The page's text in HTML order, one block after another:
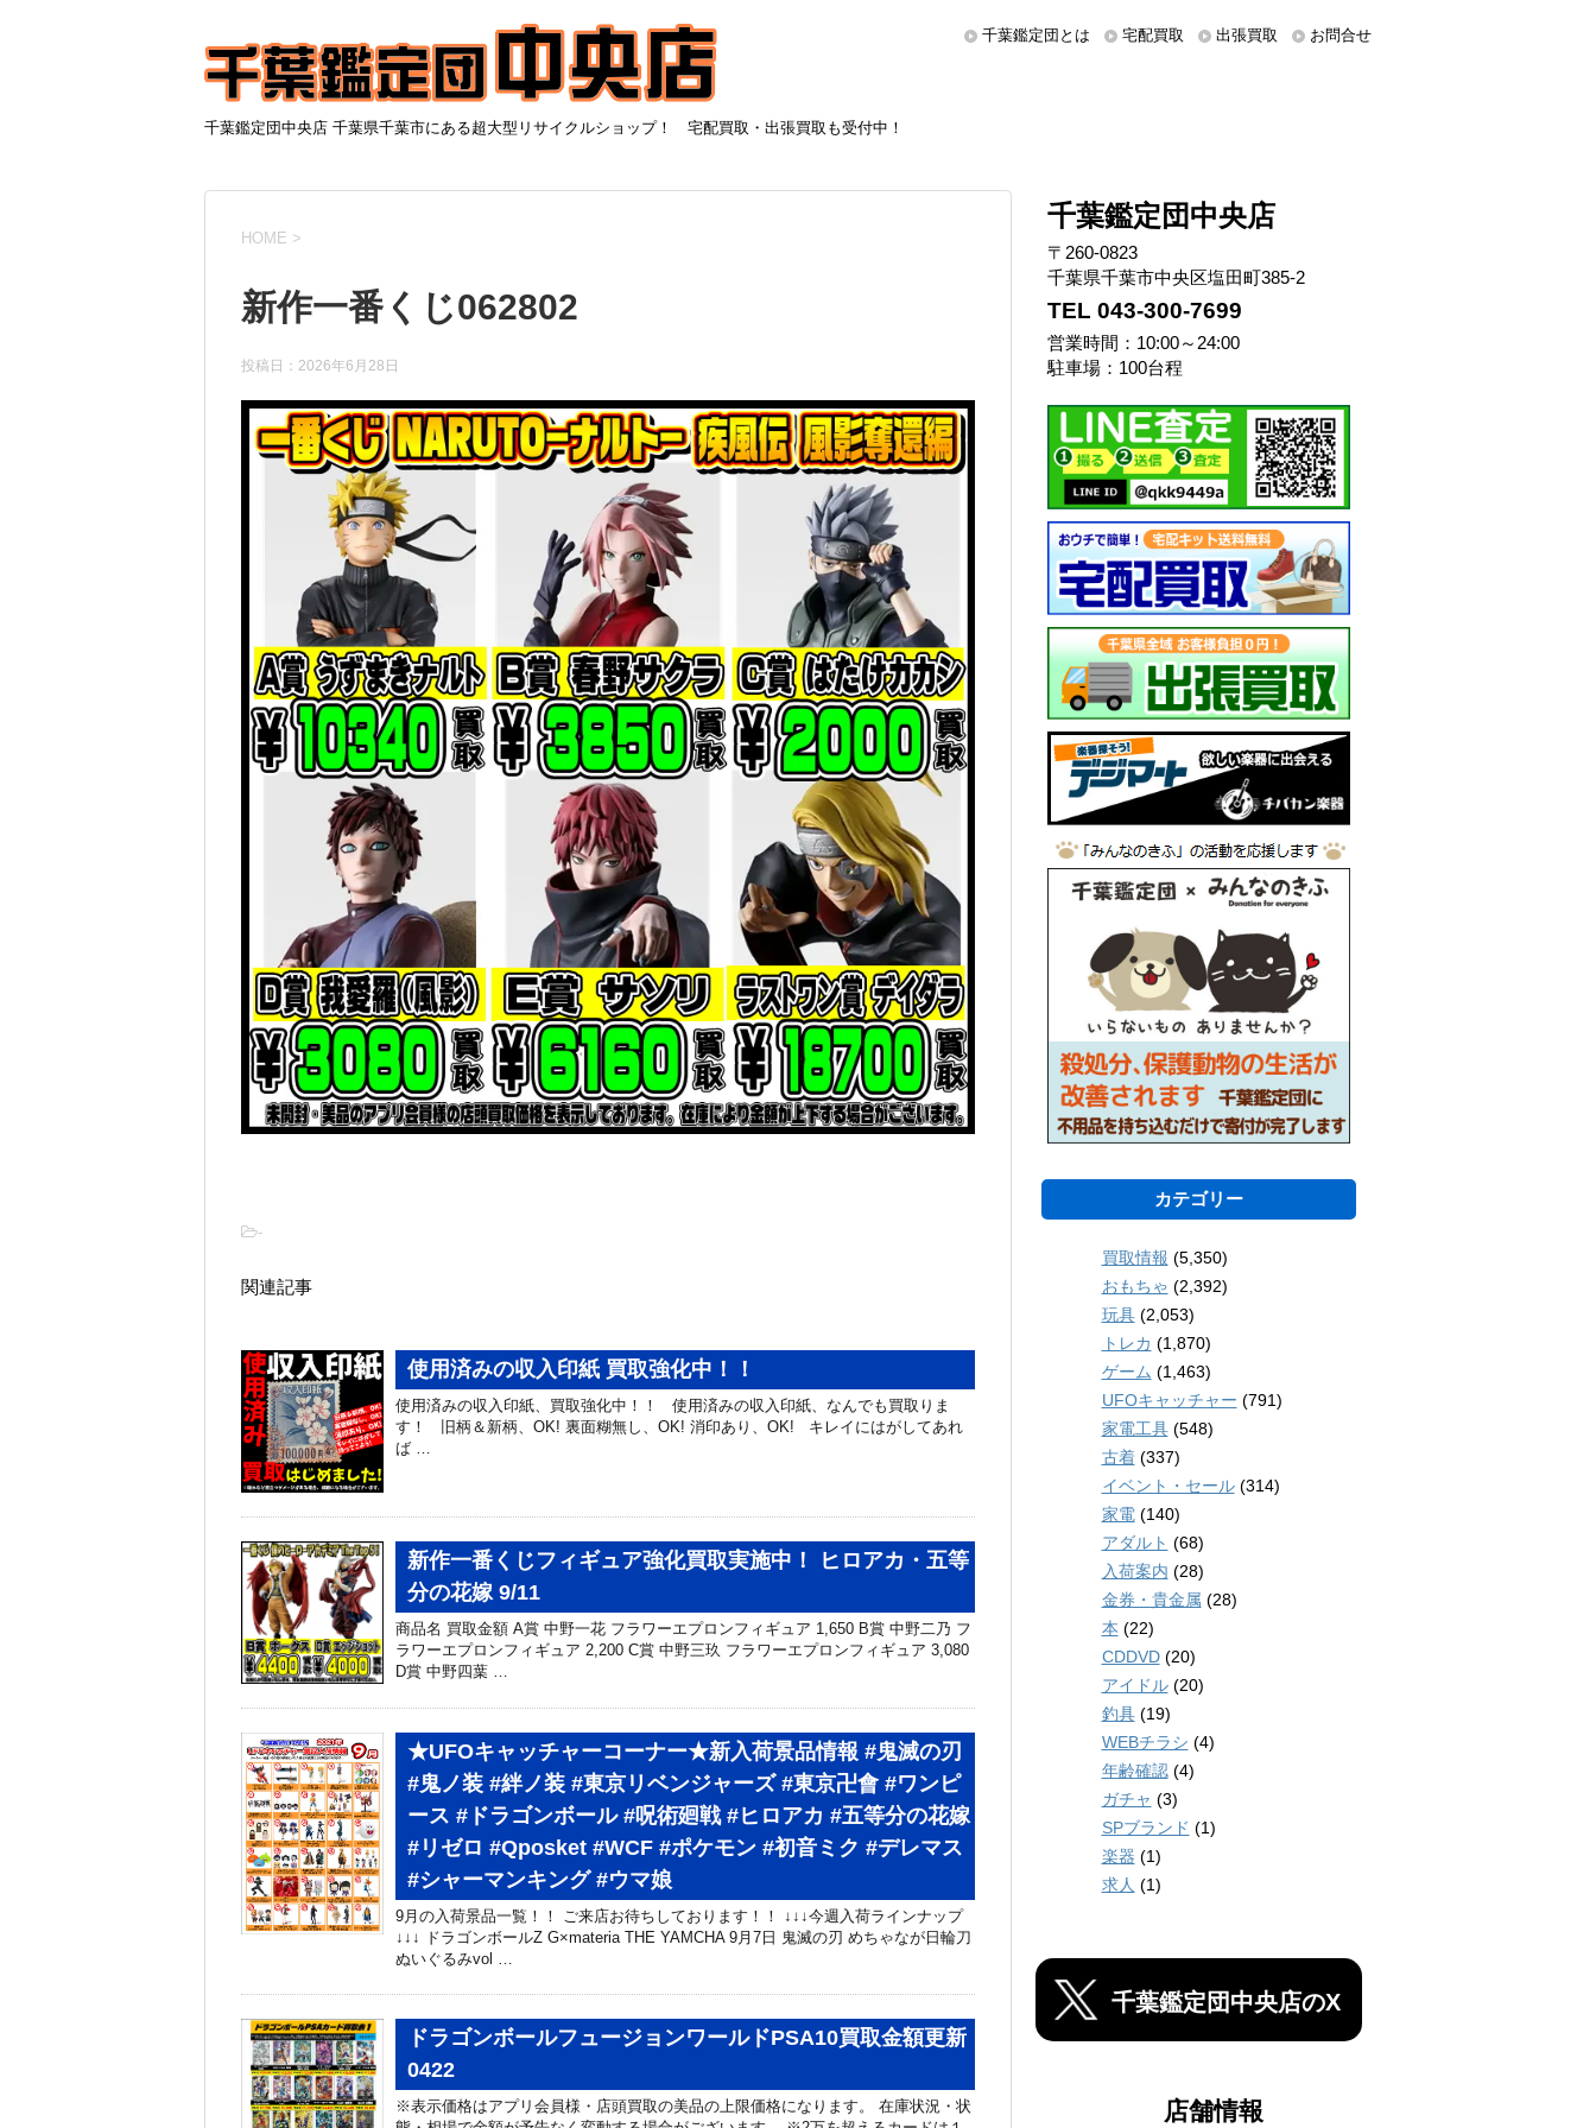
千葉鑑定団中央店 千葉県千葉市にある超大型リサイクルショップ！ 宅配買取・出張買取も受付中！
千葉鑑定団とは 宅配買取 出張買取 お問合せ
HOME >
新作一番くじ062802
投稿日： 2026年6月28日
-
関連記事
使用済みの収入印紙 買取強化中！！
使用済みの収入印紙、買取強化中！！ 使用済みの収入印紙、なんでも買取りま
す！ 旧柄＆新柄、OK! 裏面糊無し、OK! 消印あり、OK! キレイにはがしてあれ
ば …
新作一番くじフィギュア強化買取実施中！ ヒロアカ・五等
分の花嫁 9/11
商品名 買取金額 A賞 中野一花 フラワーエプロンフィギュア 1,650 B賞 中野二乃 フ
ラワーエプロンフィギュア 2,200 C賞 中野三玖 フラワーエプロンフィギュア 3,080
D賞 中野四葉 …
★UFOキャッチャーコーナー★新入荷景品情報 #鬼滅の刃
#鬼ノ装 #絆ノ装 #東京リベンジャーズ #東京卍會 #ワンピ
ース #ドラゴンボール #呪術廻戦 #ヒロアカ #五等分の花嫁
#リゼロ #Qposket #WCF #ポケモン #初音ミク #デレマス
#シャーマンキング #ウマ娘
9月の入荷景品一覧！！ ご来店お待ちしております！！ ↓↓↓今週入荷ラインナップ
↓↓↓ ドラゴンボールZ G×materia THE YAMCHA 9月7日 鬼滅の刃 めちゃなが日輪刀
ぬいぐるみvol …
ドラゴンボールフュージョンワールドPSA10買取金額更新
0422
※表示価格はアプリ会員様・店頭買取の美品の上限価格になります。 在庫状況・状
千葉鑑定団中央店
〒260-0823
千葉県千葉市中央区塩田町385-2
TEL 043-300-7699
営業時間：10:00～24:00
駐車場：100台程
カテゴリー
買取情報 (5,350)
おもちゃ (2,392)
玩具(2,053)
トレカ (1,870)
ゲーム (1,463)
UFOキャッチャー (791)
家電工具(548)
古着(337)
イベント・セール(314)
家電(140)
アダルト (68)
入荷案内 (28)
金券・貴金属 (28)
本 (22)
CDDVD(20)
アイドル(20)
釣具(19)
WEBチラシ (4)
年齢確認(4)
ガチャ (3)
SPブランド (1)
楽器 (1)
求人 (1)
千葉鑑定団中央店のX
店舗情報